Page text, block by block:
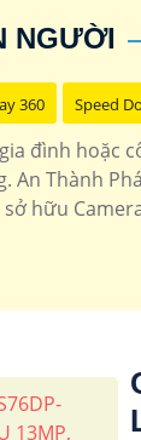
NGƯỜI
360 Speed
đình hoặc
Thành
hữu